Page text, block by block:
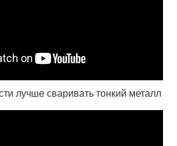
лучше сваривать тонкий металл